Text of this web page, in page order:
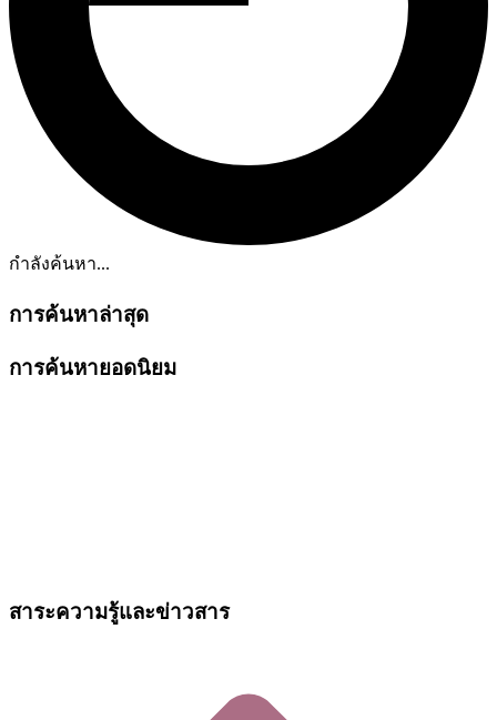
กำลังค้นหา...
การค้นหาล่าสุด
การค้นหายอดนิยม
สาระความรู้และข่าวสาร